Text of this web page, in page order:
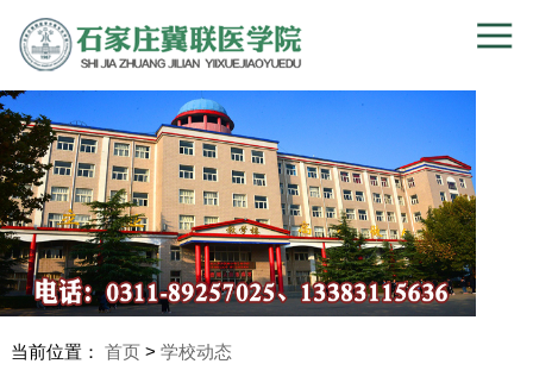
当前位置： 首页> 学校动态